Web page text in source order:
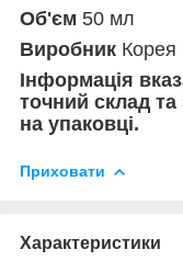
Об'єм 50 мл
Виробник Корея
Інформація
точний склад та
на упаковці.
Приховати
Характеристики